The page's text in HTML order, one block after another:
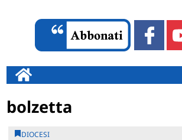
bolzetta
DIOCESI